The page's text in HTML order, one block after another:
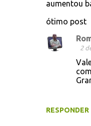
aumentou
ótimo post
RESPONDER
2